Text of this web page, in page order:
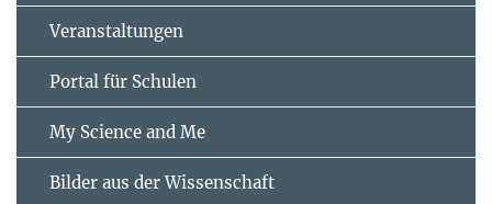
Veranstaltungen
Portal für Schulen
My Science and Me
Bilder aus der Wissenschaft